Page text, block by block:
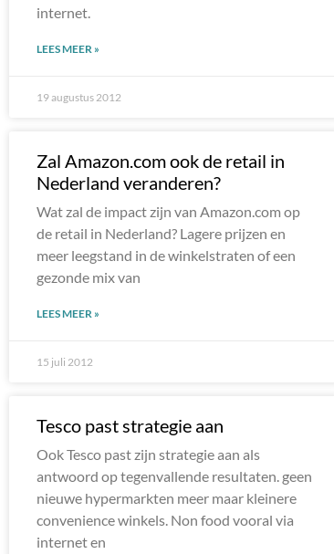
internet.
LEES MEER »
19 augustus 2012
Zal Amazon.com ook de retail in
Nederland veranderen?
Wat zal de impact zijn van Amazon.com op
de retail in Nederland? Lagere prijzen en
meer leegstand in de winkelstraten of een
gezonde mix van
LEES MEER »
15 juli 2012
Tesco past strategie aan
Ook Tesco past zijn strategie aan als
antwoord op tegenvallende resultaten. geen
nieuwe hypermarkten meer maar kleinere
convenience winkels. Non food vooral via
internet en